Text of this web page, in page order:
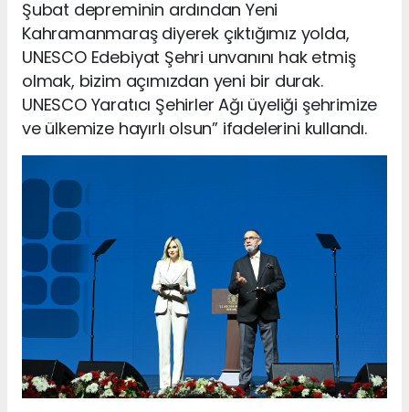
Şubat depreminin ardından Yeni
Kahramanmaraş diyerek çıktığımız yolda,
UNESCO Edebiyat Şehri unvanını hak etmiş
olmak, bizim açımızdan yeni bir durak.
UNESCO Yaratıcı Şehirler Ağı üyeliği şehrimize
ve ülkemize hayırlı olsun” ifadelerini kullandı.